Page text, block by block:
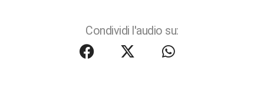
Condividi l'audio su: